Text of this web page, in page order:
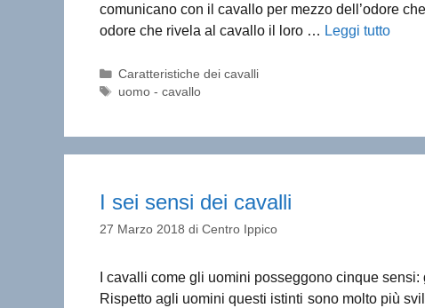
comunicano con il cavallo per mezzo dell’odore
odore che rivela al cavallo il loro … Leggi tutto
Categorie
Caratteristiche dei cavalli
Tag
uomo - cavallo
I sei sensi dei cavalli
27 Marzo 2018 di Centro Ippico
I cavalli come gli uomini posseggono cinque
Rispetto agli uomini questi istinti sono molto più